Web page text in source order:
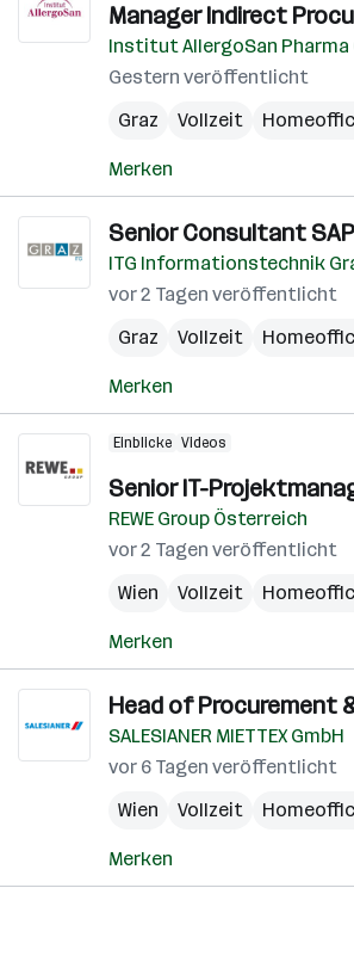
Manager Indirect
Institut AllergoSan Pharma
Gestern veröffentlicht
Graz
Vollzeit
Merken
Senior Consultant
ITG Informationstechnik
vor 2 Tagen veröffentlicht
Graz
Vollzeit
Merken
Einblicke Videos
Senior IT-
REWE Group Österreich
vor 2 Tagen veröffentlicht
Wien
Vollzeit
Merken
Head of Procurement
SALESIANER MIETTEX GmbH
vor 6 Tagen veröffentlicht
Wien
Vollzeit
Merken